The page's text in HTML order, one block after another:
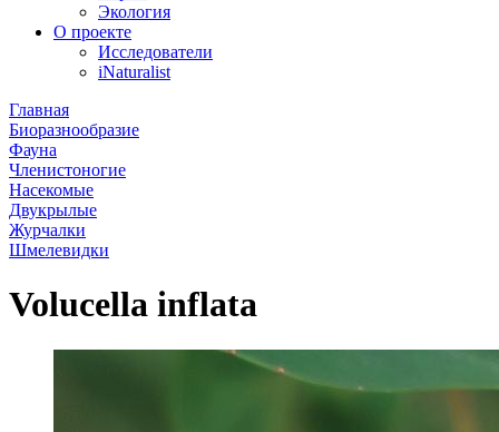
Экология
О проекте
Исследователи
iNaturalist
Главная
Биоразнообразие
Фауна
Членистоногие
Насекомые
Двукрылые
Журчалки
Шмелевидки
Volucella inflata